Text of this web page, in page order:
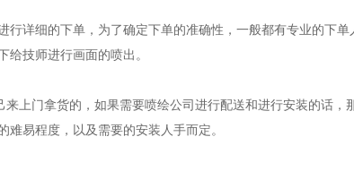
详细的下单，为了确定下单的准确性，一般都有专业的下单
技师进行画面的喷出。
上门拿货的，如果需要喷绘公司进行配送和进行安装的话，
易程度，以及需要的安装人手而定。